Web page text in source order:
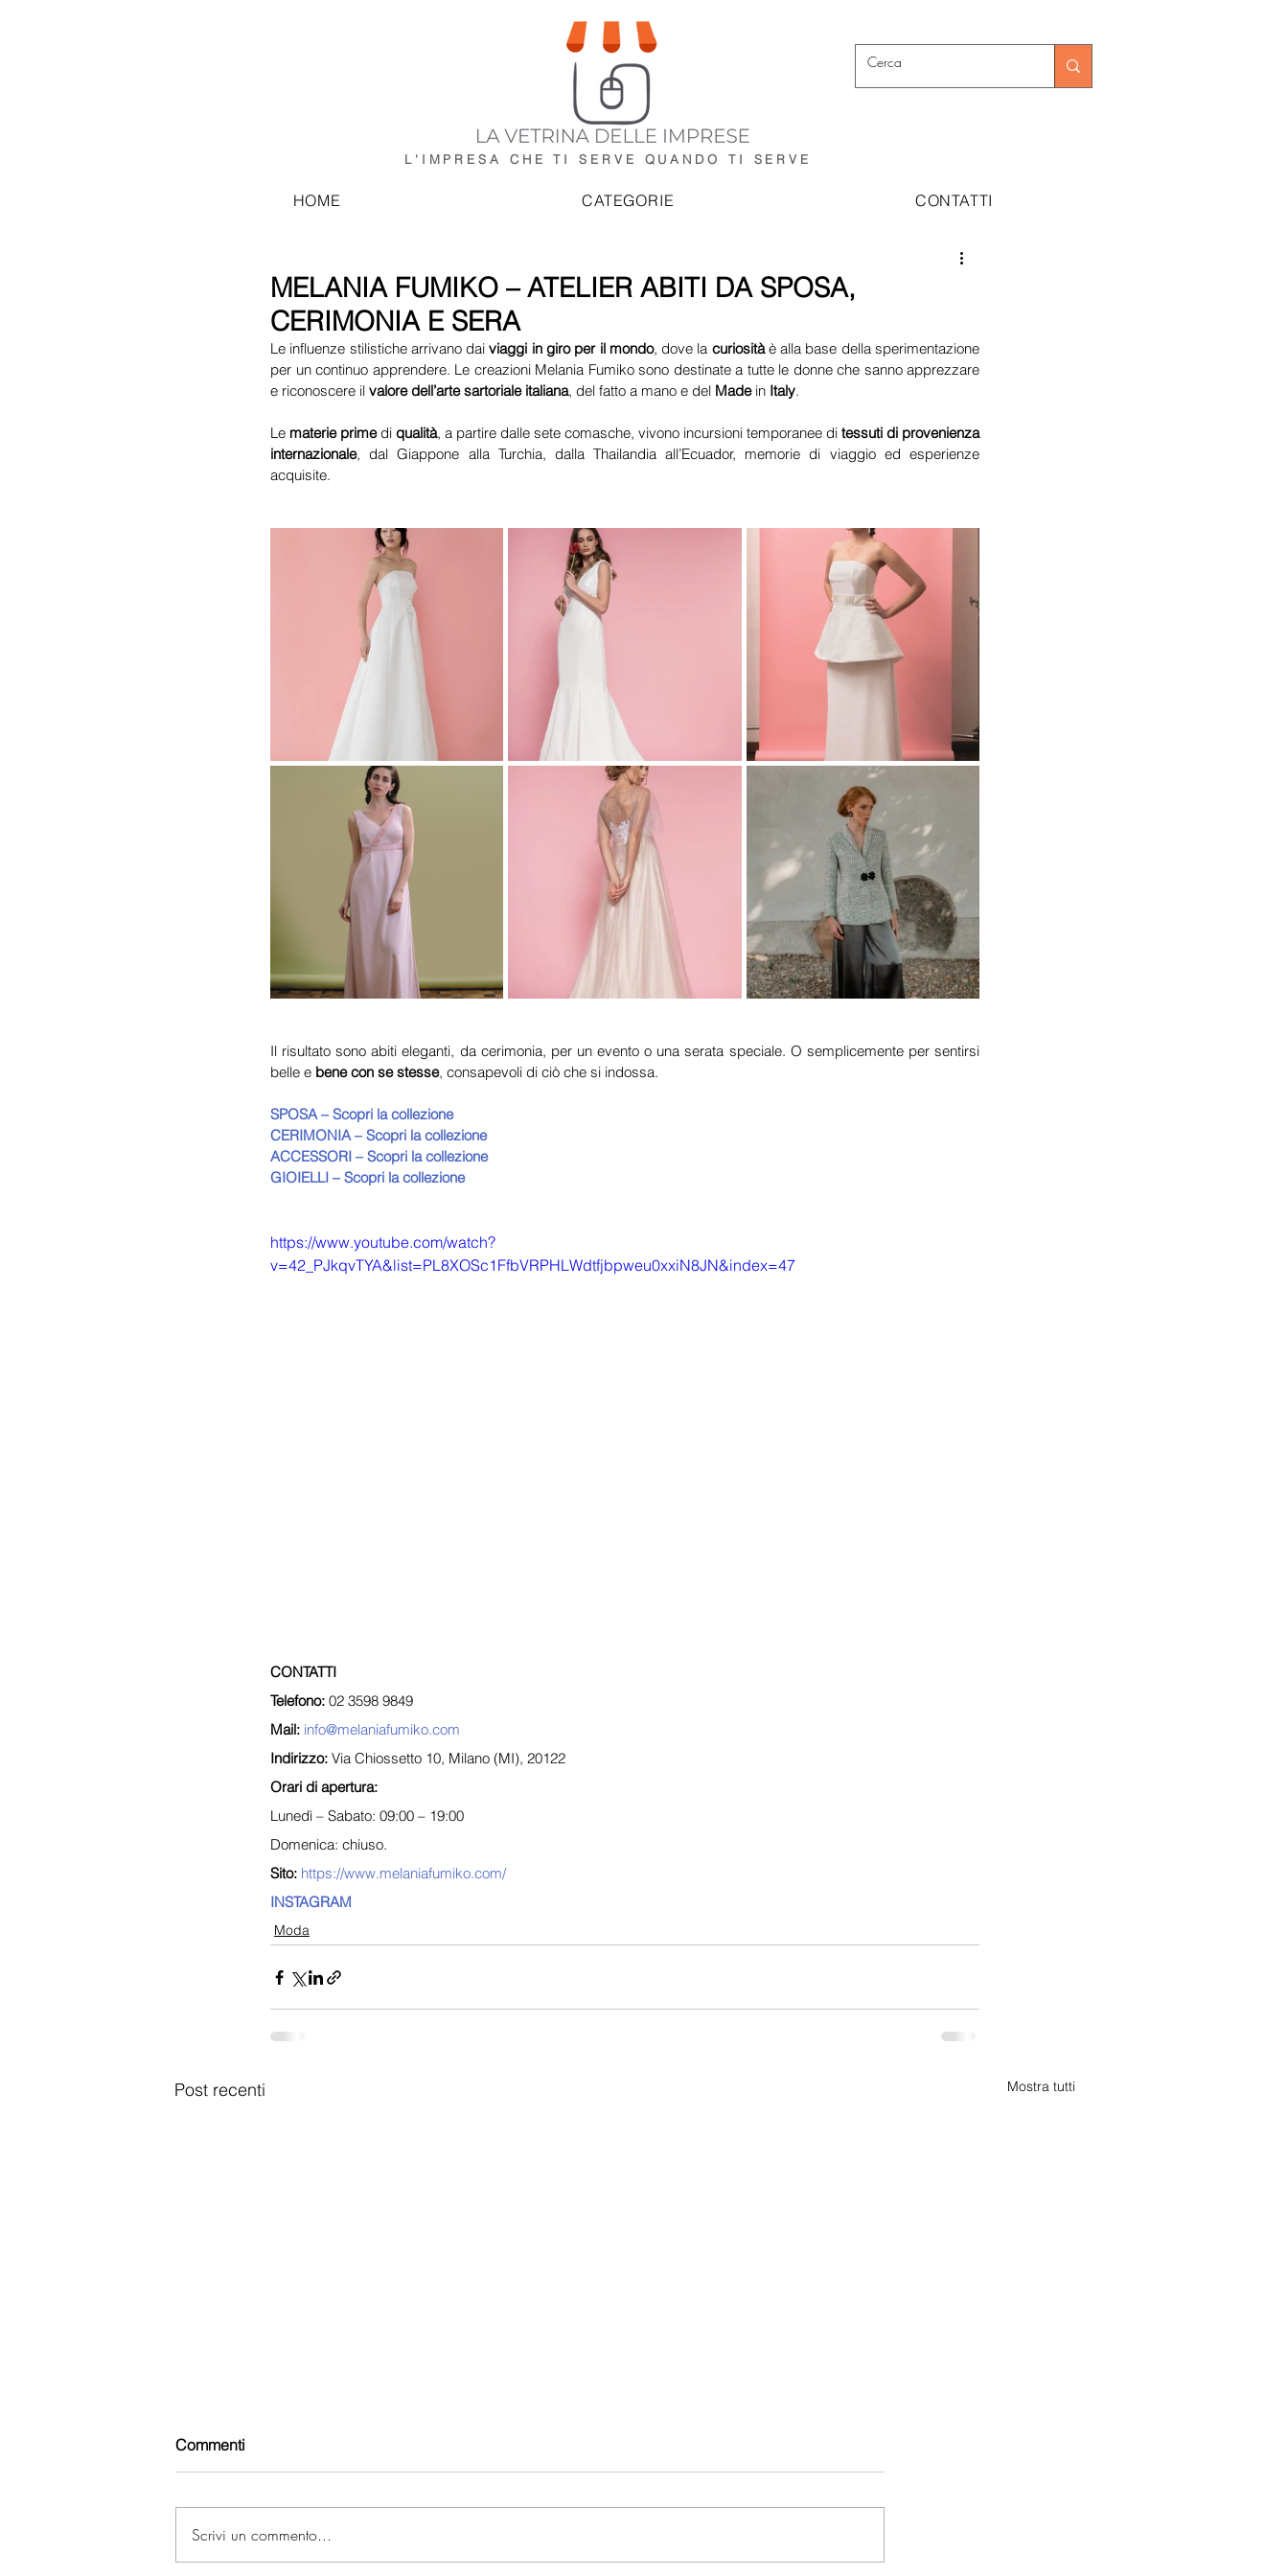
L'IMPRESA CHE TI SERVE QUANDO TI SERVE
HOME CATEGORIE CONTATTI
MELANIA FUMIKO – ATELIER ABITI DA SPOSA,
CERIMONIA E SERA
Le influenze stilistiche arrivano dai viaggi in giro per il mondo, dove la curiosità è alla base della sperimentazione
per un continuo apprendere. Le creazioni Melania Fumiko sono destinate a tutte le donne che sanno apprezzare
e riconoscere il valore dell’arte sartoriale italiana, del fatto a mano e del Made in Italy.
Le materie prime di qualità, a partire dalle sete comasche, vivono incursioni temporanee di tessuti di provenienza
internazionale, dal Giappone alla Turchia, dalla Thailandia all’Ecuador, memorie di viaggio ed esperienze
acquisite.
Il risultato sono abiti eleganti, da cerimonia, per un evento o una serata speciale. O semplicemente per sentirsi
belle e bene con se stesse, consapevoli di ciò che si indossa.
SPOSA – Scopri la collezione
CERIMONIA – Scopri la collezione
ACCESSORI – Scopri la collezione
GIOIELLI – Scopri la collezione
https://www.youtube.com/watch?
v=42_PJkqvTYA&list=PL8XOSc1FfbVRPHLWdtfjbpweu0xxiN8JN&index=47
CONTATTI
Telefono: 02 3598 9849
Mail: info@melaniafumiko.com
Indirizzo: Via Chiossetto 10, Milano (MI), 20122
Orari di apertura:
Lunedì – Sabato: 09:00 – 19:00
Domenica: chiuso.
Sito: https://www.melaniafumiko.com/
INSTAGRAM
Moda
Post recenti Mostra tutti
MARCO MASI MILANO
Commenti
Scrivi un commento...